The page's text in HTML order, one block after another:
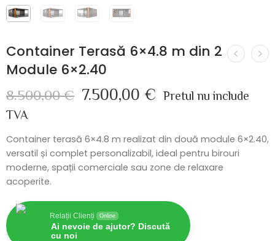
Container Terasă 6×4.8 m din 2
Module 6×2.40
8.500,00€ 7.500,00 € Pretul nu include
TVA
Container terasă 6×4.8 m realizat din două module 6×2.40,
versatil și complet personalizabil, ideal pentru birouri
moderne, spații comerciale sau zone de relaxare
acoperite.
Relații Clienți Online
Ai nevoie de ajutor? Discută
cu noi